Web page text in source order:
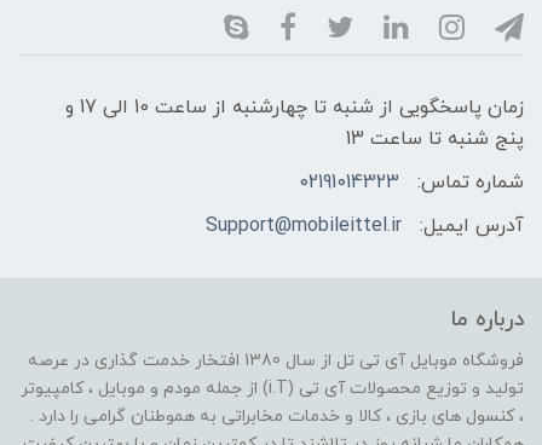
زمان پاسخگویی از شنبه تا چهارشنبه از ساعت 10 الی 17 و
پنج شنبه تا ساعت 13
شماره تماس:
02191014323
آدرس ایمیل:
Support@mobileittel.ir
درباره ما
فروشگاه موبایل آی تی تل از سال 1380 افتخار خدمت گذاری در عرصه
تولید و توزیع محصولات آی تی (i.T) از جمله مودم و موبایل ، کامپیوتر
، کنسول های بازی ، کالا و خدمات مخابراتی به هموطنان گرامی را دارد .